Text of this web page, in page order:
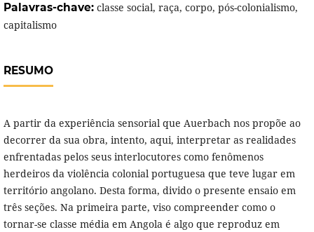
Palavras-chave: classe social, raça, corpo, pós-colonialismo,
capitalismo
RESUMO
A partir da experiência sensorial que Auerbach nos propõe ao
decorrer da sua obra, intento, aqui, interpretar as realidades
enfrentadas pelos seus interlocutores como fenômenos
herdeiros da violência colonial portuguesa que teve lugar em
território angolano. Desta forma, divido o presente ensaio em
três seções. Na primeira parte, viso compreender como o
tornar-se classe média em Angola é algo que reproduz em